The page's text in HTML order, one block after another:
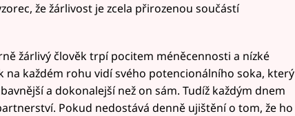
že žárlivost je zcela přirozenou součástí
žárlivý člověk trpí pocitem méněcennosti a nízké
na každém rohu vidí svého potencionálního soka, který
a dokonalejší než on sám. Tudíž každým dnem
Pokud nedostává denně ujištění o tom, že ho